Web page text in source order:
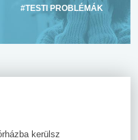
#TESTI PROBLÉMÁK
kerülsz